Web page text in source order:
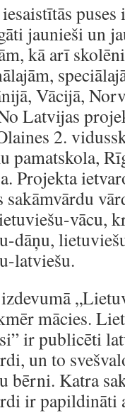
jaunieši un
kā arī
Vācijā,
Latvijas
2.
pamatskola,
Projekta
sakāmvārdu
vācu,
dāņu,
latviešu.
mācies.
ir publicēti
un to
bērni. Katra
ir papildināti